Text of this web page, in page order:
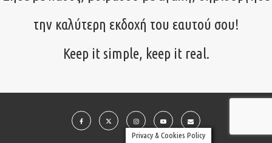
την καλύτερη εκδοχή του εαυτού σου!
Keep it simple, keep it real.
Privacy & Cookies Policy